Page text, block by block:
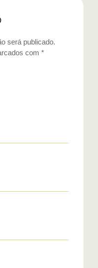
será publicado.
com *